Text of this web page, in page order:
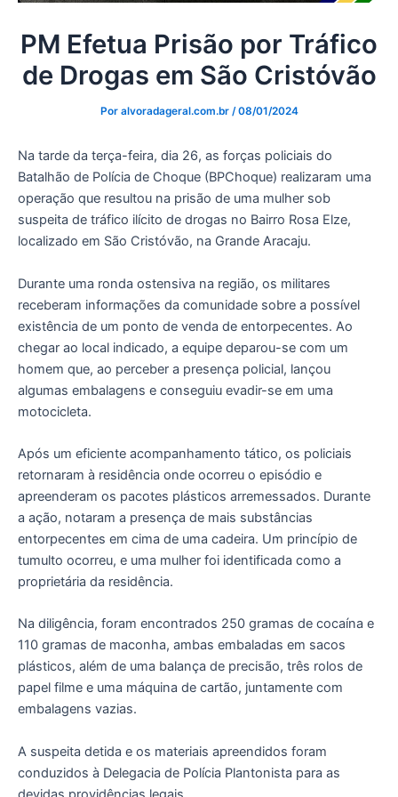
PM Efetua Prisão por Tráfico
de Drogas em São Cristóvão
Por alvoradageral.com.br /08/01/2024
Na tarde da terça-feira, dia 26, as forças policiais do
Batalhão de Polícia de Choque (BPChoque) realizaram uma
operação que resultou na prisão de uma mulher sob
suspeita de tráfico ilícito de drogas no Bairro Rosa Elze,
localizado em São Cristóvão, na Grande Aracaju.
Durante uma ronda ostensiva na região, os militares
receberam informações da comunidade sobre a possível
existência de um ponto de venda de entorpecentes. Ao
chegar ao local indicado, a equipe deparou-se com um
homem que, ao perceber a presença policial, lançou
algumas embalagens e conseguiu evadir-se em uma
motocicleta.
Após um eficiente acompanhamento tático, os policiais
retornaram à residência onde ocorreu o episódio e
apreenderam os pacotes plásticos arremessados. Durante
a ação, notaram a presença de mais substâncias
entorpecentes em cima de uma cadeira. Um princípio de
tumulto ocorreu, e uma mulher foi identificada como a
proprietária da residência.
Na diligência, foram encontrados 250 gramas de cocaína e
110 gramas de maconha, ambas embaladas em sacos
plásticos, além de uma balança de precisão, três rolos de
papel filme e uma máquina de cartão, juntamente com
embalagens vazias.
A suspeita detida e os materiais apreendidos foram
conduzidos à Delegacia de Polícia Plantonista para as